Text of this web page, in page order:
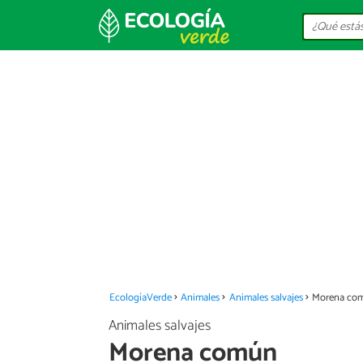
EcologíaVerde Animales Animales salvajes Morena
Animales salvajes
Morena común